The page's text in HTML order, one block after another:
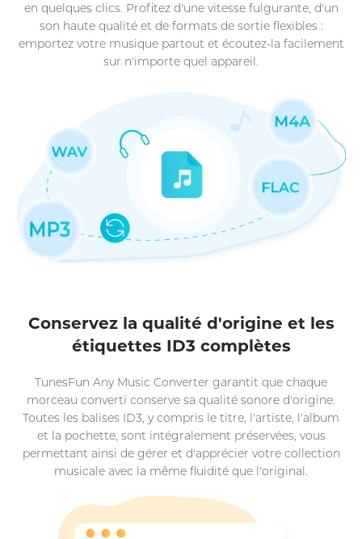
en quelques clics. Profitez d'une vitesse fulgurante, d'un
son haute qualité et de formats de sortie flexibles :
emportez votre musique partout et écoutez-la facilement
sur n'importe quel appareil.
Conservez la qualité d'origine et les
étiquettes ID3 complètes
TunesFun Any Music Converter garantit que chaque
morceau converti conserve sa qualité sonore d'origine.
Toutes les balises ID3, y compris le titre, l'artiste, l'album
et la pochette, sont intégralement préservées, vous
permettant ainsi de gérer et d'apprécier votre collection
musicale avec la même fluidité que l'original.